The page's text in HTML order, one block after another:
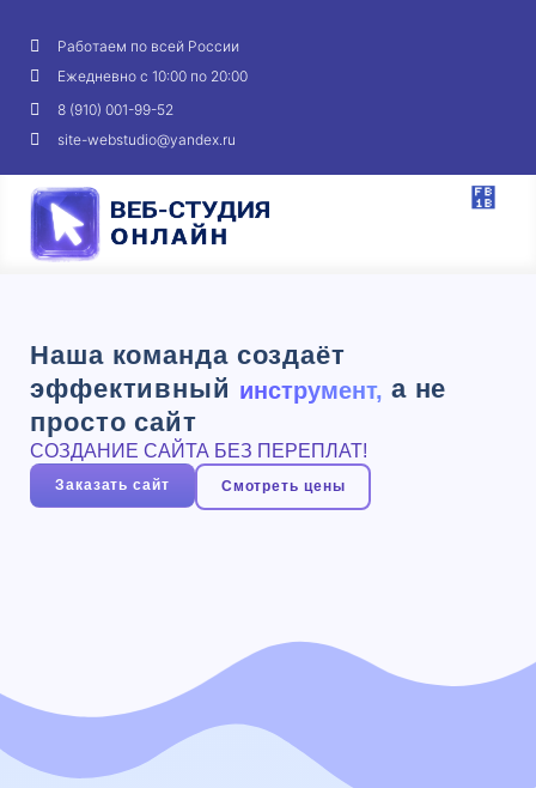
Работаем по всей России
Ежедневно с 10:00 по 20:00
8 (910) 001-99-52
site-webstudio@yandex.ru
Наша команда создаёт
эффективный инструмент, а не
просто сайт
СОЗДАНИЕ САЙТА БЕЗ ПЕРЕПЛАТ!
Заказать сайт Смотреть цены